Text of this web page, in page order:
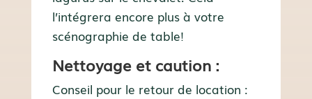
l’intégrera encore plus à votre
scénographie de table!
Nettoyage et caution :
Conseil pour le retour de location :